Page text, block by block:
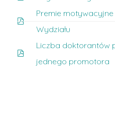
Premie
Wydziału
Liczba doktorantów
jednego promotora